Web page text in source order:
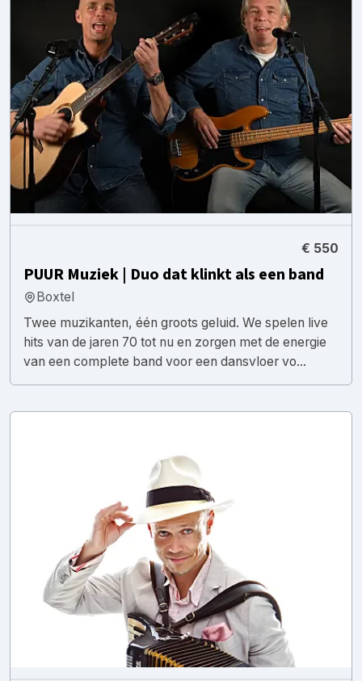
€ 550
PUUR Muziek | Duo dat klinkt als een band
Boxtel
Twee muzikanten, één groots geluid. We spelen live
hits van de jaren 70 tot nu en zorgen met de energie
van een complete band voor een dansvloer vo...